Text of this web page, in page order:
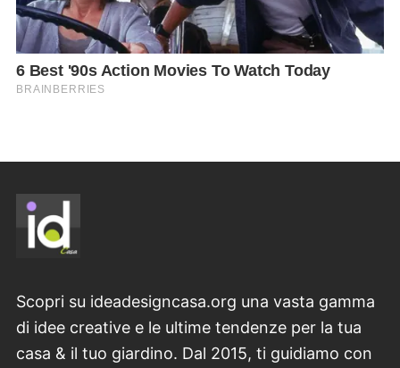
Scopri su ideadesigncasa.org una vasta gamma
di idee creative e le ultime tendenze per la tua
casa & il tuo giardino. Dal 2015, ti guidiamo con